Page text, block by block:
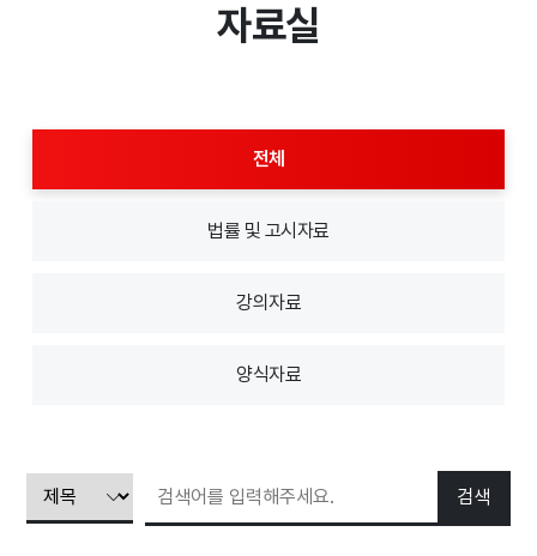
자료실
전체
법률 및 고시자료
강의자료
양식자료